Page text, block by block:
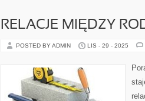
RELACJE MIĘDZY
POSTED BY ADMIN LIS - 29 - 2025